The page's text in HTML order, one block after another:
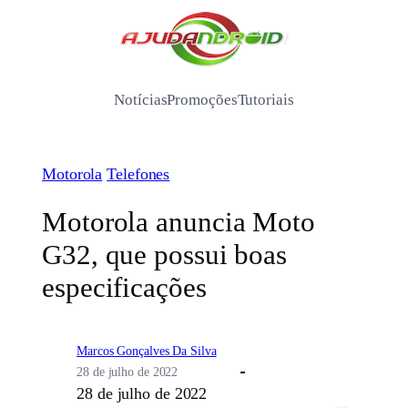
/
NotíciasPromoçõesTutoriais
Motorola Telefones
Motorola anuncia Moto
G32, que possui boas
especificações
Marcos Gonçalves Da Silva
28 de julho de 2022
28 de julho de 2022